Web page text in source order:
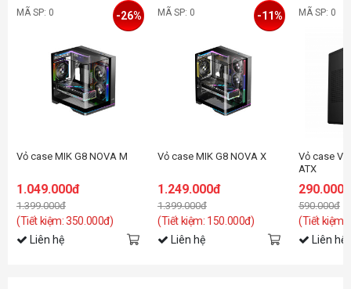
MÃ SP: 0
Vỏ case MIK G8 NOVA M
1.049.000đ
1.399.000đ
(Tiết kiệm: 350.000đ)
-26%
Liên hệ
MÃ SP: 0
Vỏ case MIK G8 NOVA X
1.249.000đ
1.399.000đ
(Tiết kiệm: 150.000đ)
-11%
Liên hệ
MÃ SP: 0
Vỏ case
ATX
290.000đ
590.000đ
(Tiết kiệm:
Liên hệ